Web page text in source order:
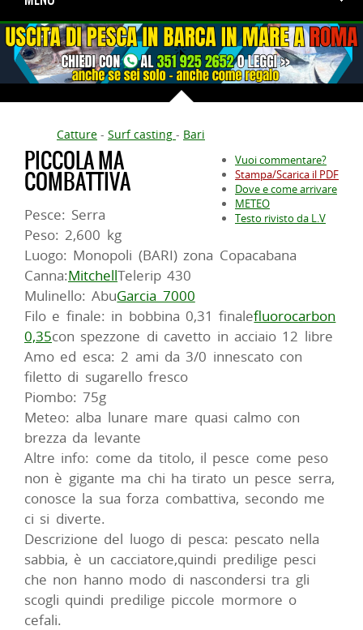
Catture - Surf casting - Bari
Vuoi commentare?
Stampa/Scarica il PDF
Dove e come arrivare
METEO
Testo rivisto da L.V
PICCOLA MA
COMBATTIVA
Pesce: Serra
Peso: 2,600 kg
Luogo: Monopoli (BARI) zona Copacabana
Canna:MitchellTelerip 430
Mulinello: AbuGarcia 7000
Filo e finale: in bobbina 0,31 finalefluorocarbon
0,35con spezzone di cavetto in acciaio 12 libre
Amo ed esca: 2 ami da 3/0 innescato con
filetto di sugarello fresco
Piombo: 75g
Meteo: alba lunare mare quasi calmo con
brezza da levante
Altre info: come da titolo, il pesce come peso
non è gigante ma chi ha tirato un pesce serra,
conosce la sua forza combattiva, secondo me
ci si diverte.
Descrizione del luogo di pesca: pescato nella
sabbia, è un cacciatore,quindi predilige pesci
che non hanno modo di nascondersi tra gli
scogli quindi predilige piccole mormore o
cefali.